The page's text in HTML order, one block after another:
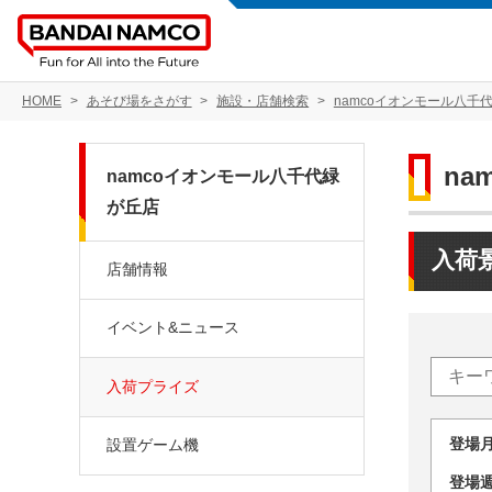
HOME あそび場をさがす 施設・店舗検索 namcoイオンモール八千
入荷
登
登
namcoイオンモール八千代緑
が丘店
店舗情報
イベント&ニュース
入荷プライズ
設置ゲーム機